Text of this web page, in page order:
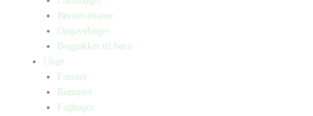
Børneromaner
Opgavebøger
Bogpakker til børn
Unge
Fantasy
Romaner
Fagbøger